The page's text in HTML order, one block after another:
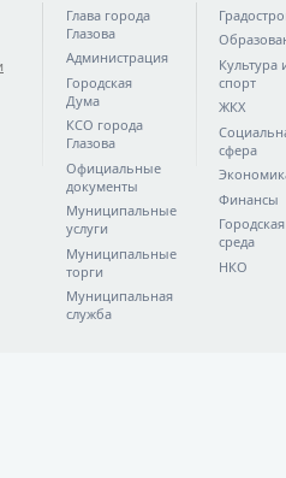
Глава города
Глазова
Администрация
Городская
Дума
КСО города
Глазова
Официальные
документы
Муниципальные
услуги
Муниципальные
торги
Муниципальная
служба
Культура
спорт
ЖКХ
сфера
Финансы
Городская
среда
НКО